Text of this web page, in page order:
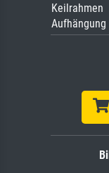
Keilrahmen
Aufhängung